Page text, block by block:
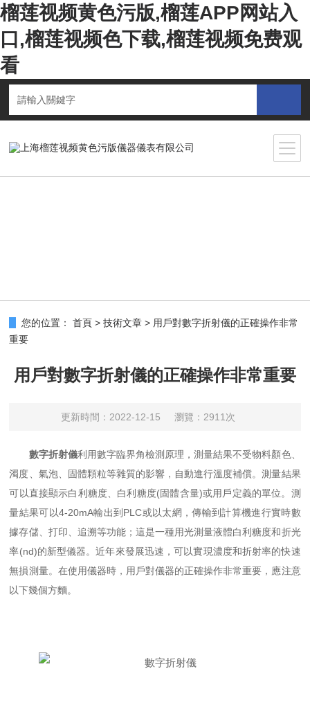
榴莲视频黄色污版,榴莲APP网站入
口,榴莲视频色下载,榴莲视频免费观
看
您的位置： 首頁 >技術文章 > 用戶對數字折射儀的正確操作非常
重要
用戶對數字折射儀的正確操作非常重要
更新時間：2022-12-15 瀏覽：2911次
數字折射儀利用數字臨界角檢測原理，測量結果不受物料顏色、
濁度、氣泡、固體顆粒等雜質的影響，自動進行溫度補償。測量結果
可以直接顯示白利糖度、白利糖度(固體含量)或用戶定義的單位。測
量結果可以4-20mA輸出到PLC或以太網，傳輸到計算機進行實時數
據存儲、打印、追溯等功能；這是一種用光測量液體白利糖度和折光
率(nd)的新型儀器。近年來發展迅速，可以實現濃度和折射率的快速
無損測量。在使用儀器時，用戶對儀器的正確操作非常重要，應注意
以下幾個方麵。